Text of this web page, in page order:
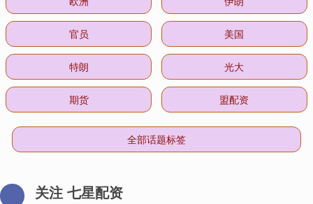
官员 美国
特朗 光大
期货 盟配资
全部话题标签
关注 七星配资